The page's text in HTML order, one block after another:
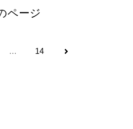
ページ
… 14 次